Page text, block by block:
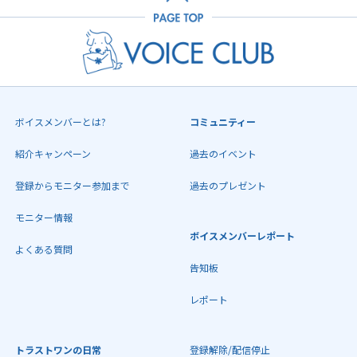
ボイスメンバーとは?
紹介キャンペーン
登録からモニター参加まで
モニター情報
よくある質問
コミュニティー
過去のイベント
過去のプレゼント
ボイスメンバーレポート
告知板
レポート
トラストワンの日常 登録解除/配信停止